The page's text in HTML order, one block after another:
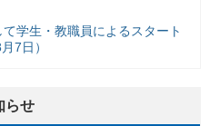
学生・教職員によるスタート
7日）
らせ